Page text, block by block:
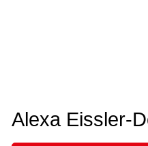
Alexa Eissler-